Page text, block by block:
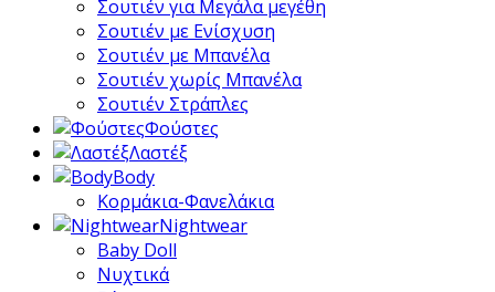
Σουτιέν για Μεγάλα μεγέθη
Σουτιέν με Ενίσχυση
Σουτιέν με Μπανέλα
Σουτιέν χωρίς Μπανέλα
Σουτιέν Στράπλες
Φούστες
Λαστέξ
Body
Κορμάκια-Φανελάκια
Nightwear
Baby Doll
Νυχτικά